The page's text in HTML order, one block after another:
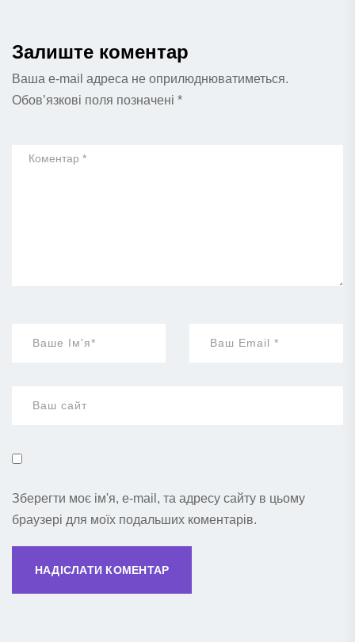
Залиште коментар
Ваша e-mail адреса не оприлюднюватиметься.
Обов’язкові поля позначені *
Зберегти моє ім'я, e-mail, та адресу сайту в цьому
браузері для моїх подальших коментарів.